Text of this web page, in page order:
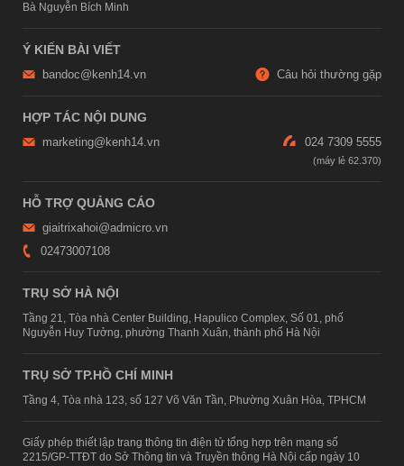
Bà Nguyễn Bích Minh
Ý KIẾN BÀI VIẾT
bandoc@kenh14.vn Câu hỏi thường gặp
HỢP TÁC NỘI DUNG
marketing@kenh14.vn 024 7309 5555
HỖ TRỢ QUẢNG CÁO
giaitrixahoi@admicro.vn
02473007108
TRỤ SỞ HÀ NỘI
Tầng 21, Tòa nhà Center Building, Hapulico Complex, Số 01, phố
Nguyễn Huy Tưởng, phường Thanh Xuân, thành phố Hà Nội
TRỤ SỞ TP.HỒ CHÍ MINH
Tầng 4, Tòa nhà 123, số 127 Võ Văn Tần, Phường Xuân Hòa, TPHCM
Giấy phép thiết lập trang thông tin điện tử tổng hợp trên mạng số
2215/GP-TTĐT do Sở Thông tin và Truyền thông Hà Nội cấp ngày 10